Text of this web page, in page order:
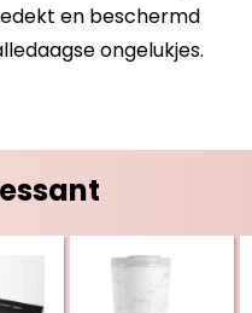
en beschermd
ongelukjes.